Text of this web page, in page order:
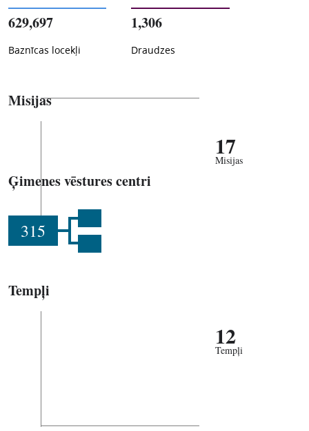
629,697
Baznīcas locekļi
1,306
Draudzes
Misijas
17
Misijas
Ģimenes vēstures centri
315
Tempļi
12
Tempļi